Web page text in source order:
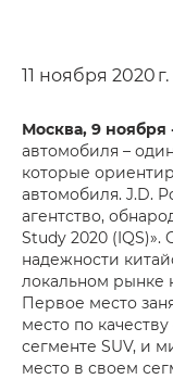
11 ноября 2020 г.
Москва, 9 ноября
автомобиля –
которые
автомобиля. J.D.
агентство,
Study 2020 (IQS)».
надежности
локальном рынке
Первое место
место по
сегменте SUV, и
место в своем